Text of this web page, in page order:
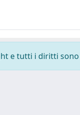
e tutti i diritti